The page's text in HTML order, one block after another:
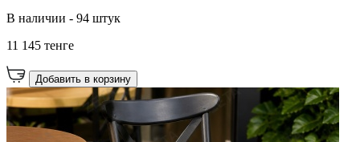
В наличии - 94 штук
11 145 тенге
Добавить в корзину